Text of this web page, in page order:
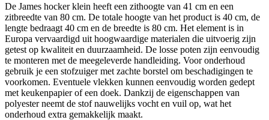
De James hocker klein heeft een zithoogte van 41 cm en een
zitbreedte van 80 cm. De totale hoogte van het product is 40 cm, de
lengte bedraagt 40 cm en de breedte is 80 cm. Het element is in
Europa vervaardigd uit hoogwaardige materialen die uitvoerig zijn
getest op kwaliteit en duurzaamheid. De losse poten zijn eenvoudig
te monteren met de meegeleverde handleiding. Voor onderhoud
gebruik je een stofzuiger met zachte borstel om beschadigingen te
voorkomen. Eventuele vlekken kunnen eenvoudig worden gedept
met keukenpapier of een doek. Dankzij de eigenschappen van
polyester neemt de stof nauwelijks vocht en vuil op, wat het
onderhoud extra gemakkelijk maakt.